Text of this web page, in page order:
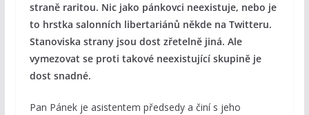
straně raritou. Nic jako pánkovci neexistuje, nebo je
to hrstka salonních libertariánů někde na Twitteru.
Stanoviska strany jsou dost zřetelně jiná. Ale
vymezovat se proti takové neexistující skupině je
dost snadné.
Pan Pánek je asistentem předsedy a činí s jeho